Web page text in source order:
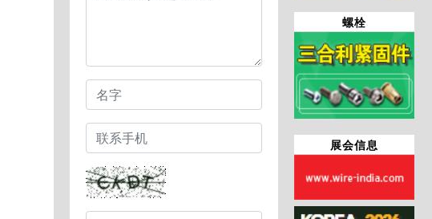
螺栓
展会信息